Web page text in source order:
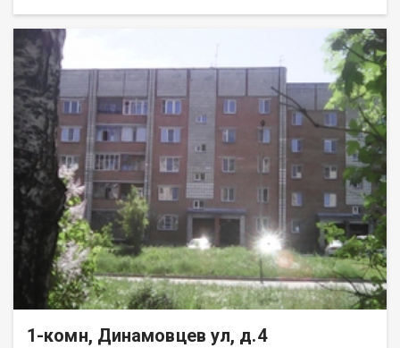
Подходит как для проживания, так и для сдачи в найм. Дом
находится в удобной локации - рядом остановки транспорта,
ТЦ Аура, магазины, аптеки, школа, дет.сад. Комната в чистой
продажи, без обременений и ограничений. Рядом продаётся
комната 23,7 кв.м. Готовы на быструю сделку. Рядом с
объектом находятся:1 школа,4 детских сада,6 продуктовых
магазинов,5 спортивных учреждений. Возможен обмен на
вашу недвижимость. Возможна продажа в рассрочку. При
звонке, пожалуйста, сообщите номер варианта -
JV009054114380.
1-комн, Динамовцев ул, д.4